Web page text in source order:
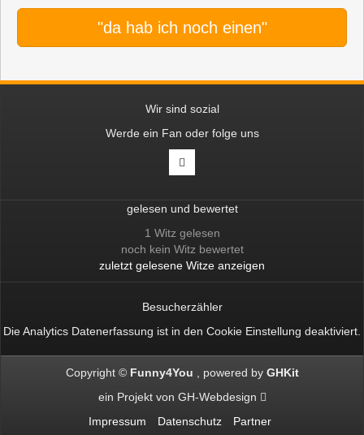
"da hab ich noch einen"
Wir sind sozial
Werde ein Fan oder folge uns
gelesen und bewertet
1 Witz gelesen
noch kein Witz bewertet
zuletzt gelesene Witze anzeigen
Besucherzähler
Die Analytics Datenerfassung ist in den Cookie Einstellung deaktiviert.
Copyright © Funny4You powered by GHKit
ein Projekt von GH-Webdesign
Impressum
Datenschutz Partner